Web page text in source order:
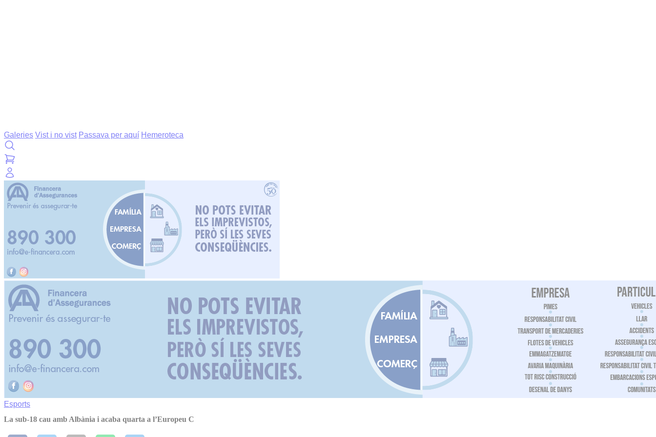
Galeries Vist i no vist Passava per aquí Hemeroteca
Esports
La sub-18 cau amb Albània i acaba quarta a l’Europeu C